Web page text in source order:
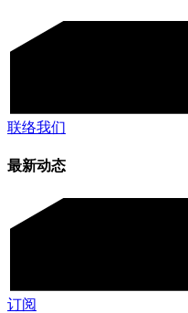
联络我们
最新动态
订阅